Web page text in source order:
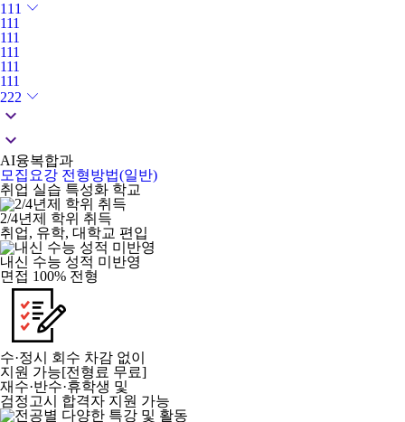
111
111
111
111
111
111
222
keyboard_arrow_down
keyboard_arrow_down
AI융복합과
모집요강 전형방법(일반)
취업 실습 특성화 학교
2/4년제 학위 취득
취업, 유학, 대학교 편입
내신 수능 성적 미반영
면접 100% 전형
수·정시 회수 차감 없이
지원 가능[전형료 무료]
재수·반수·휴학생 및
검정고시 합격자 지원 가능